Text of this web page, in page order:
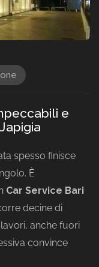
e
spesso finisce
È
Car Service Bari
decine di
anche fuori
convince